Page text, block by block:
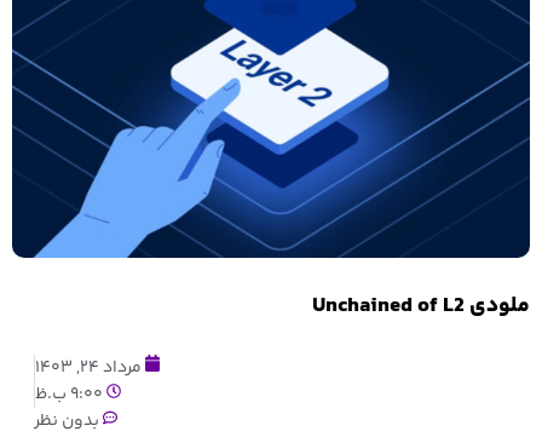
ملودی Unchained of L2
مرداد 24, 1403
9:00 ب.ظ
بدون نظر